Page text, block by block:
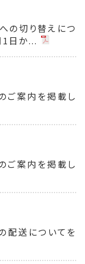
の切り替えにつ
1日か...
ご案内を掲載し
ご案内を掲載し
配送についてを